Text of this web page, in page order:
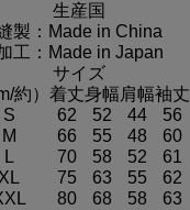
生産国
製：Made in China
工：Made in Japan
サイズ
約） 着丈身幅肩幅袖丈
S
62 52 44
56
M
66 55 48
60
L
70 58 52
61
75 63 55
62
80 68 58 63